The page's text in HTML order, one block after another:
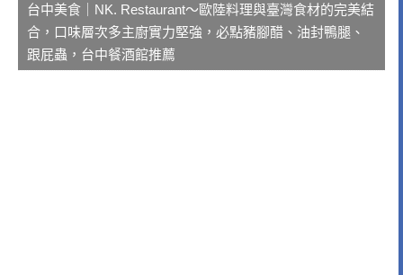
台中美食｜NK. Restaurant～歐陸料理與臺灣食材的完美結
合，口味層次多主廚實力堅強，必點豬腳醋、油封鴨腿、
跟屁蟲，台中餐酒館推薦